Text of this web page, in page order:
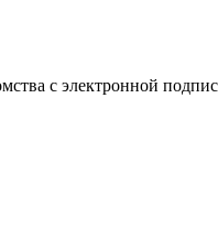
с электронной